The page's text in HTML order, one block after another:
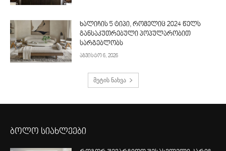
ხალიჩის 5 ტიპი, რომელიც 2024 წელს
განსაკუთრებული პოპულარობით
სარგებლობს
აგვისტო 6, 2026
მეტის ნახვა
ბოლო სიახლეები